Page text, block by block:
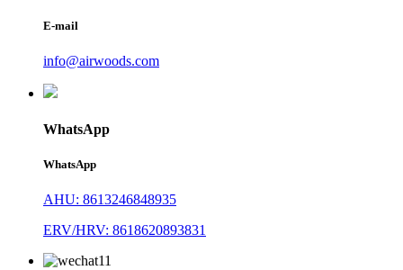
E-mail
info@airwoods.com
WhatsApp
WhatsApp
AHU: 8613246848935
ERV/HRV: 8618620893831